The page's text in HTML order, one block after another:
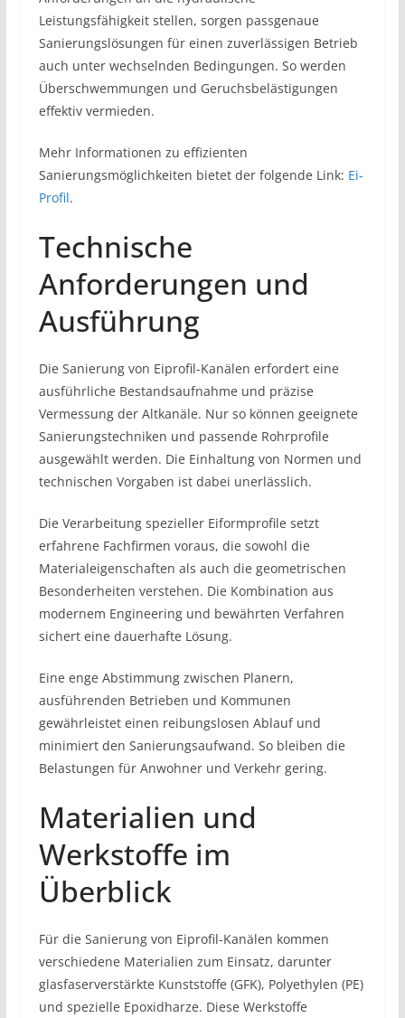
Leistungsfähigkeit stellen, sorgen passgenaue
Sanierungslösungen für einen zuverlässigen Betrieb
auch unter wechselnden Bedingungen. So werden
Überschwemmungen und Geruchsbelästigungen
effektiv vermieden.
Mehr Informationen zu effizienten
Sanierungsmöglichkeiten bietet der folgende Link: Ei-
Profil.
Technische
Anforderungen und
Ausführung
Die Sanierung von Eiprofil-Kanälen erfordert eine
ausführliche Bestandsaufnahme und präzise
Vermessung der Altkanäle. Nur so können geeignete
Sanierungstechniken und passende Rohrprofile
ausgewählt werden. Die Einhaltung von Normen und
technischen Vorgaben ist dabei unerlässlich.
Die Verarbeitung spezieller Eiformprofile setzt
erfahrene Fachfirmen voraus, die sowohl die
Materialeigenschaften als auch die geometrischen
Besonderheiten verstehen. Die Kombination aus
modernem Engineering und bewährten Verfahren
sichert eine dauerhafte Lösung.
Eine enge Abstimmung zwischen Planern,
ausführenden Betrieben und Kommunen
gewährleistet einen reibungslosen Ablauf und
minimiert den Sanierungsaufwand. So bleiben die
Belastungen für Anwohner und Verkehr gering.
Materialien und
Werkstoffe im
Überblick
Für die Sanierung von Eiprofil-Kanälen kommen
verschiedene Materialien zum Einsatz, darunter
glasfaserverstärkte Kunststoffe (GFK), Polyethylen (PE)
und spezielle Epoxidharze. Diese Werkstoffe